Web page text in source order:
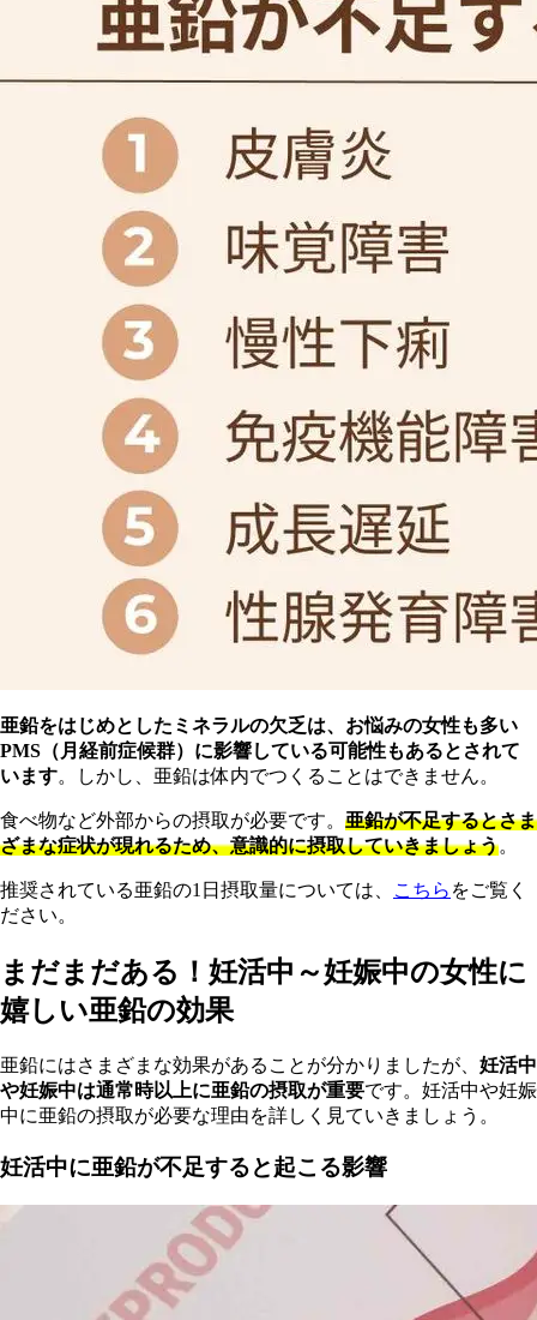
亜鉛をはじめとしたミネラルの欠乏は、お悩みの女性も多い
PMS（月経前症候群）に影響している可能性もあるとされて
います。しかし、亜鉛は体内でつくることはできません。
食べ物など外部からの摂取が必要です。 亜鉛が不足するとさま
ざまな症状が現れるため、意識的に摂取していきましょう。
推奨されている亜鉛の1日摂取量については、 こちら をご覧く
ださい。
まだまだある！妊活中～妊娠中の女性に
嬉しい亜鉛の効果
亜鉛にはさまざまな効果があることが分かりましたが、 妊活中
や妊娠中は通常時以上に亜鉛の摂取が重要です。妊活中や妊娠
中に亜鉛の摂取が必要な理由を詳しく見ていきましょう。
妊活中に亜鉛が不足すると起こる影響